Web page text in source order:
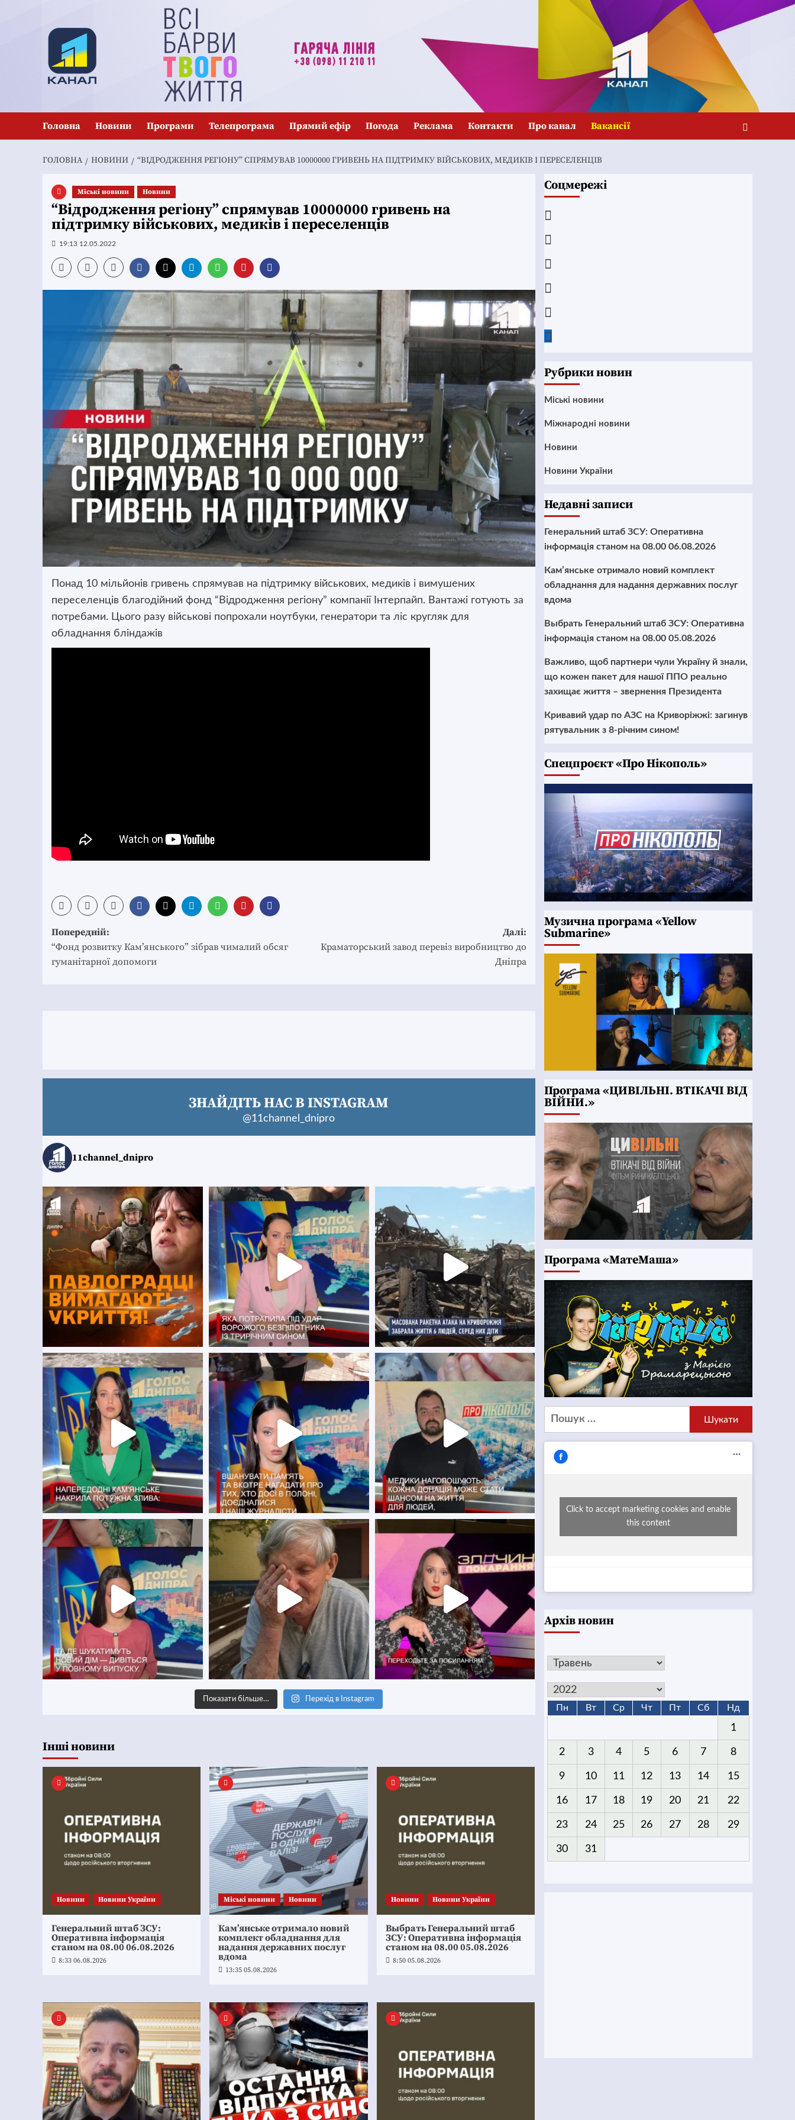
Головна Новини Програми Телепрограма Прямий ефір Погода Реклама Контакти Про канал Вакансії
ГОЛОВНА НОВИНИ “ВІДРОДЖЕННЯ РЕГІОНУ” СПРЯМУВАВ 10000000 ГРИВЕНЬ НА ПІДТРИМКУ ВІЙСЬКОВИХ, МЕДИКІВ І ПЕРЕСЕЛЕНЦІВ
Mіські новини Новини
“Відродження регіону” спрямував 10000000 гривень на
підтримку військових, медиків і переселенців
19:13 12.05.2022
Понад 10 мільйонів гривень спрямував на підтримку військових, медиків і вимушених
переселенців благодійний фонд “Відродження регіону” компанії Інтерпайп. Вантажі готують за
потребами. Цього разу військові попрохали ноутбуки, генератори та ліс кругляк для
обладнання бліндажів
Post
navigation
Попередній:
“Фонд розвитку Кам’янського” зібрав чималий обсяг
гуманітарної допомоги
Далі:
Краматорський завод перевіз виробництво до
Дніпра
ЗНАЙДІТЬ НАС В INSTAGRAM
@11channel_dnipro
11channel_dnipro
Показати більше… Перехід в Instagram
Інші новини
Новини Новини України
Генеральний штаб ЗСУ:
Оперативна інформація
станом на 08.00 06.08.2026
8:33 06.08.2026
Mіські новини Новини
Кам’янське отримало новий
комплект обладнання для
надання державних послуг
вдома
13:35 05.08.2026
Новини Новини України
Выбрать Генеральний штаб
ЗСУ: Оперативна інформація
станом на 08.00 05.08.2026
8:50 05.08.2026
Соцмережі
Рубрики новин
Mіські новини
Міжнародні новини
Новини
Новини України
Недавні записи
Генеральний штаб ЗСУ: Оперативна
інформація станом на 08.00 06.08.2026
Кам’янське отримало новий комплект
обладнання для надання державних послуг
вдома
Выбрать Генеральний штаб ЗСУ: Оперативна
інформація станом на 08.00 05.08.2026
Важливо, щоб партнери чули Україну й знали,
що кожен пакет для нашої ППО реально
захищає життя – звернення Президента
Кривавий удар по АЗС на Криворіжжі: загинув
рятувальник з 8-річним сином!
Cпецпроєкт «Про Нікополь»
Музична програма «Yellow
Submarine»
Програма «ЦИВІЛЬНІ. ВТІКАЧІ ВІД
ВІЙНИ.»
Програма «МатеМаша»
Пошук:
Click to accept marketing cookies and enable
this content
Архів новин
Пн Вт Ср Чт Пт Сб Нд
1
2 3 4 5 6 7 8
9 10 11 12 13 14 15
16 17 18 19 20 21 22
23 24 25 26 27 28 29
30 31